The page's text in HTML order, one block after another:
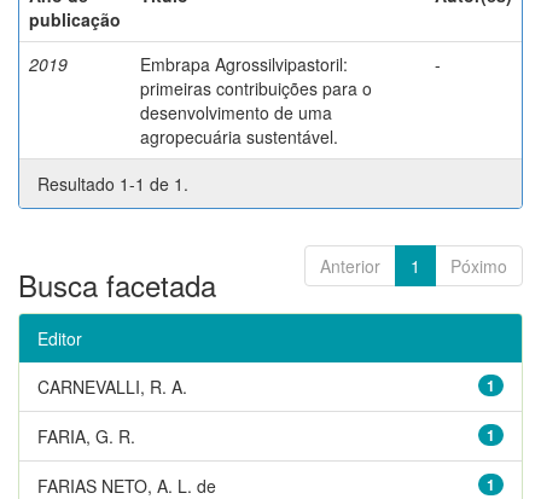
publicação
2019
Embrapa Agrossilvipastoril:
primeiras contribuições para o
desenvolvimento de uma
agropecuária sustentável.
-
Resultado 1-1 de 1.
Anterior 1 Póximo
Busca facetada
Editor
1
CARNEVALLI, R. A.
1
FARIA, G. R.
1
FARIAS NETO, A. L. de